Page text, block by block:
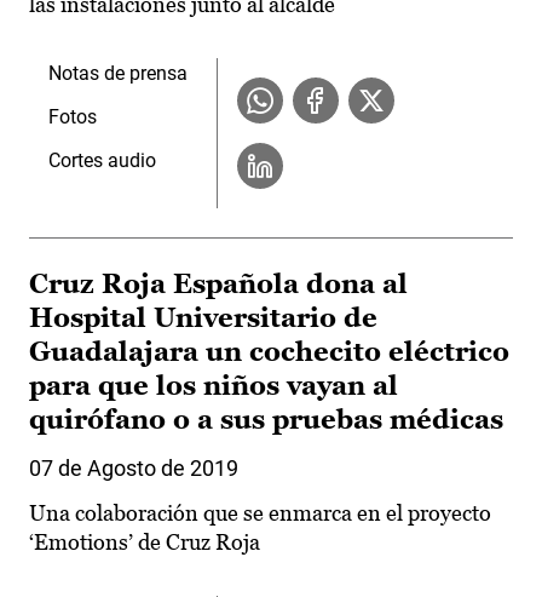
Notas de prensa
Fotos
Cortes audio
Cruz Roja Española dona al
Hospital Universitario de
Guadalajara un cochecito eléctrico
para que los niños vayan al
quirófano o a sus pruebas médicas
07 de Agosto de 2019
Una colaboración que se enmarca en el proyecto
‘Emotions’ de Cruz Roja